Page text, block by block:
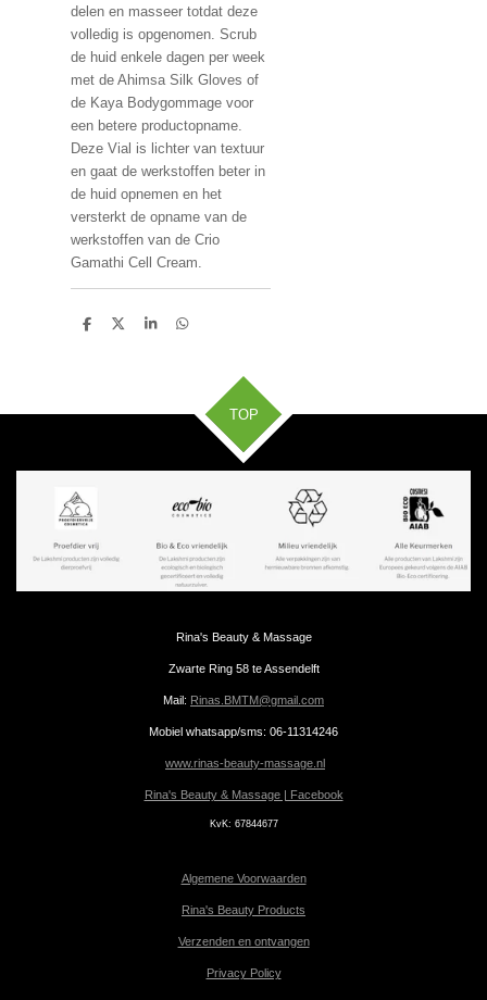
delen en masseer totdat deze
volledig is opgenomen. Scrub
de huid enkele dagen per week
met de Ahimsa Silk Gloves of
de Kaya Bodygommage voor
een betere productopname.
Deze Vial is lichter van textuur
en gaat de werkstoffen beter in
de huid opnemen en het
versterkt de opname van de
werkstoffen van de Crio
Gamathi Cell Cream.
D
D
S
D
TOP
Rina's Beauty & Massage
Zwarte Ring 58 te Assendelft
Mail: Rinas.BMTM@gmail.com
Mobiel whatsapp/sms: 06-11314246
www.rinas-beauty-massage.nl
Rina's Beauty & Massage | Facebook
KvK: 67844677
Algemene Voorwaarden
Rina's Beauty Products
Verzenden en ontvangen
Privacy Policy